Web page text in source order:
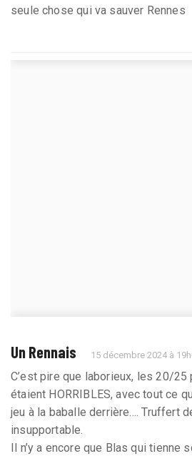
seule chose qui va sauver Rennes
Un Rennais 15 décembre 2024 à
C’est pire que laborieux, les 20/
étaient HORRIBLES, avec tout ce
jeu à la baballe derrière.... Truffert
insupportable.
Il n’y a encore que Blas qui tienne